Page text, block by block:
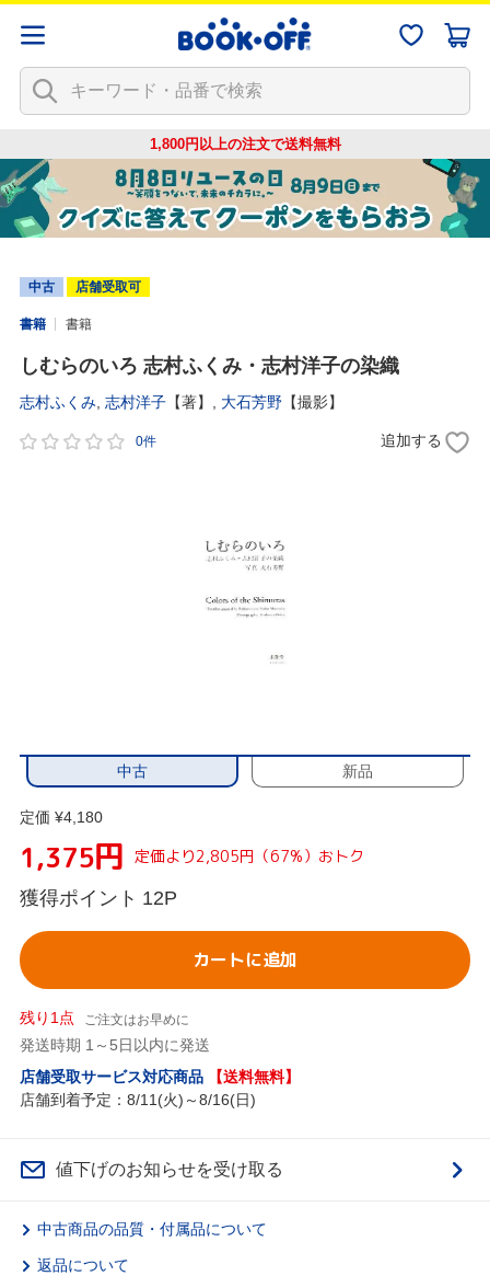
1,800円以上の注文で送料無料
中古 店舗受取可
書籍 書籍
しむらのいろ 志村ふくみ・志村洋子の染織
志村ふくみ 志村洋子 【著】, 大石芳野 【撮影】
0件 追加する
中古 新品
定価 ¥4,180
1,375円 定価より2,805円（67%）おトク
獲得ポイント 12P
カートに追加
残り1点 ご注文はお早めに
発送時期 1～5日以内に発送
店舗受取サービス対応商品
【送料無料】
店舗到着予定：8/11(火)～8/16(日)
値下げのお知らせを受け取る
中古商品の品質・付属品について
返品について